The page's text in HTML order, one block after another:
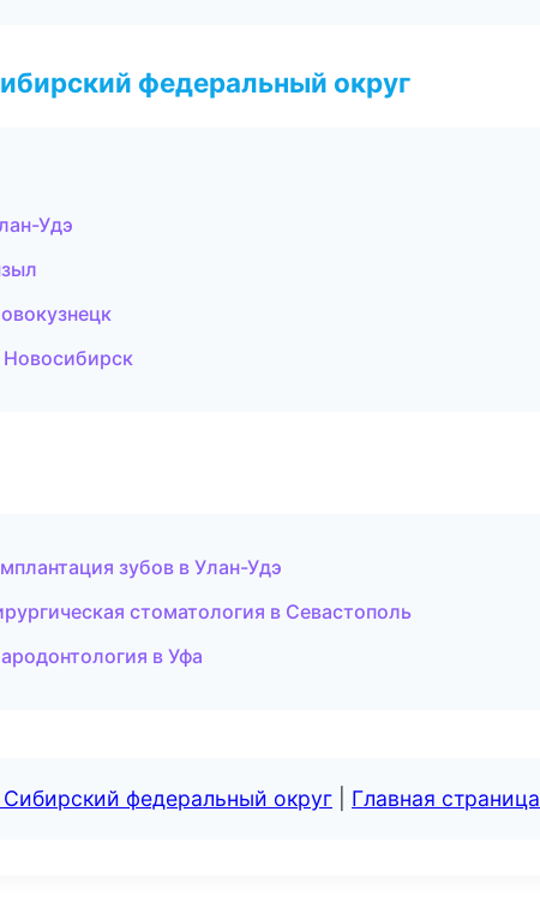
федеральный округ
Удэ
зубов в Улан-Удэ
стоматология в Севастополь
в Уфа
федеральный округ Главная страница